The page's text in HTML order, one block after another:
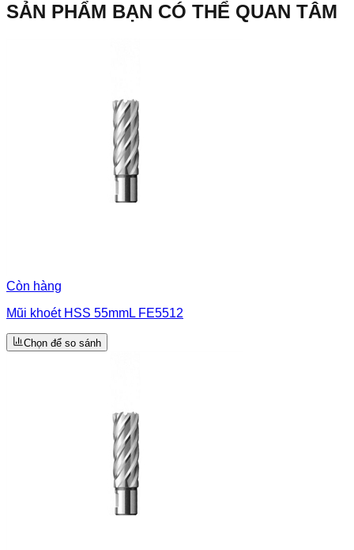
SẢN PHẨM BẠN CÓ THỂ QUAN TÂM
Còn hàng
Mũi khoét HSS 55mmL FE5512
Chọn để so sánh